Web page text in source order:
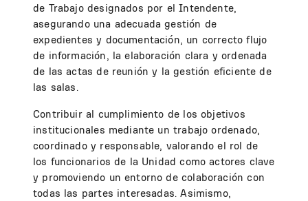
de Trabajo designados por el Intendente,
asegurando una adecuada gestión de
expedientes y documentación, un correcto flujo
de información, la elaboración clara y ordenada
de las actas de reunión y la gestión eficiente de
las salas.
Contribuir al cumplimiento de los objetivos
institucionales mediante un trabajo ordenado,
coordinado y responsable, valorando el rol de
los funcionarios de la Unidad como actores clave
y promoviendo un entorno de colaboración con
todas las partes interesadas. Asimismo,